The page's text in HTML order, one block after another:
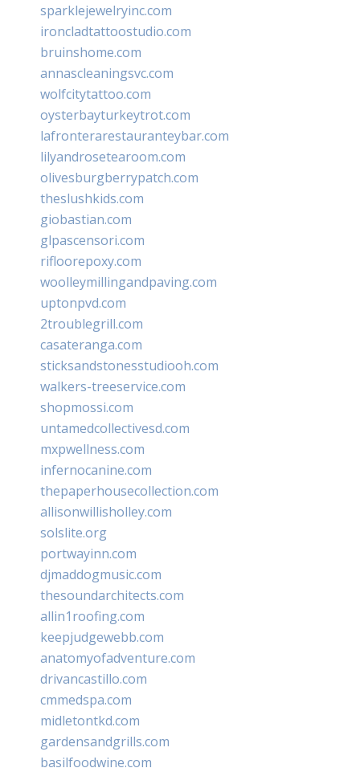
sparklejewelryinc.com
ironcladtattoostudio.com
bruinshome.com
annascleaningsvc.com
wolfcitytattoo.com
oysterbayturkeytrot.com
lafronterarestauranteybar.com
lilyandrosetearoom.com
olivesburgberrypatch.com
theslushkids.com
giobastian.com
glpascensori.com
rifloorepoxy.com
woolleymillingandpaving.com
uptonpvd.com
2troublegrill.com
casateranga.com
sticksandstonesstudiooh.com
walkers-treeservice.com
shopmossi.com
untamedcollectivesd.com
mxpwellness.com
infernocanine.com
thepaperhousecollection.com
allisonwillisholley.com
solslite.org
portwayinn.com
djmaddogmusic.com
thesoundarchitects.com
allin1roofing.com
keepjudgewebb.com
anatomyofadventure.com
drivancastillo.com
cmmedspa.com
midletontkd.com
gardensandgrills.com
basilfoodwine.com